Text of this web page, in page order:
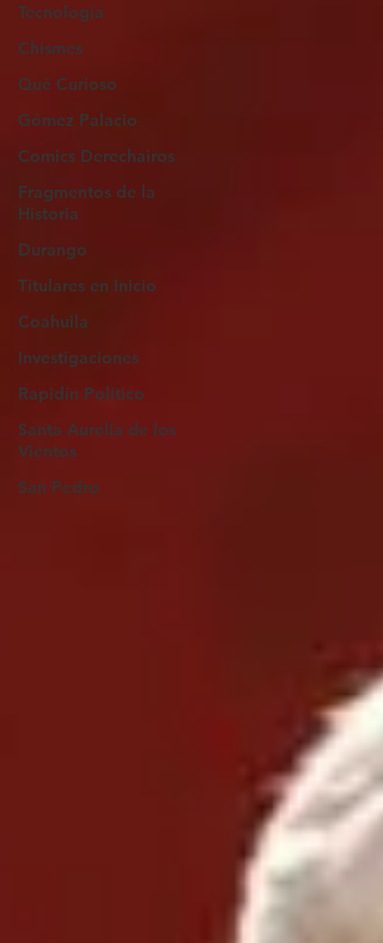
Tecnología
Chismes
Qué Curioso
Gómez Palacio
Comics Derechairos
Fragmentos de la
Historia
Durango
Titulares en Inicio
Coahuila
Investigaciones
Rapidín Político
Santa Aurelia de los
Vientos
San Pedro